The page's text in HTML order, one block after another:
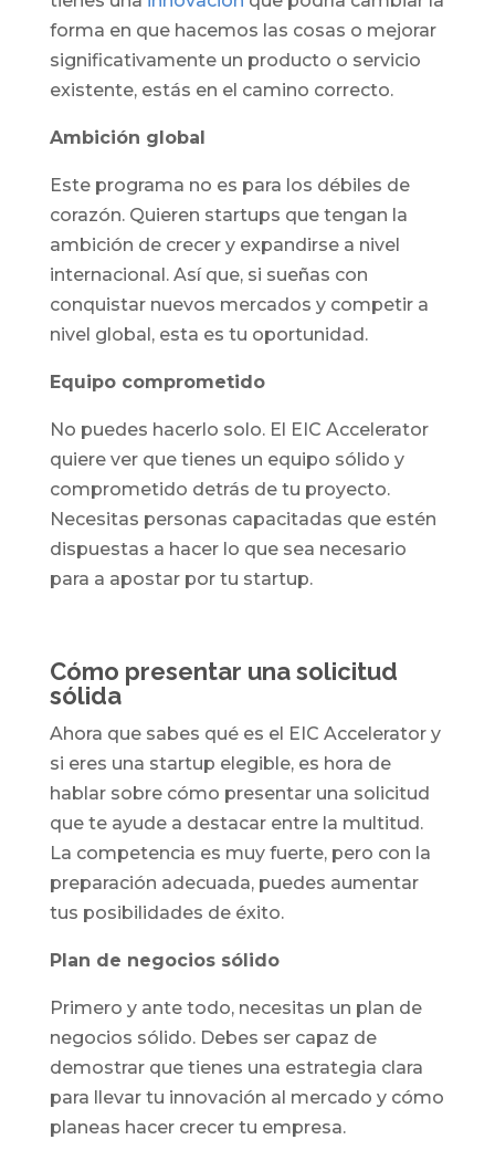
forma en que hacemos las cosas o mejorar
significativamente un producto o servicio
existente, estás en el camino correcto.
Ambición global
Este programa no es para los débiles de
corazón. Quieren startups que tengan la
ambición de crecer y expandirse a nivel
internacional. Así que, si sueñas con
conquistar nuevos mercados y competir a
nivel global, esta es tu oportunidad.
Equipo comprometido
No puedes hacerlo solo. El EIC Accelerator
quiere ver que tienes un equipo sólido y
comprometido detrás de tu proyecto.
Necesitas personas capacitadas que estén
dispuestas a hacer lo que sea necesario
para a apostar por tu startup.
Cómo presentar una solicitud
sólida
Ahora que sabes qué es el EIC Accelerator y
si eres una startup elegible, es hora de
hablar sobre cómo presentar una solicitud
que te ayude a destacar entre la multitud.
La competencia es muy fuerte, pero con la
preparación adecuada, puedes aumentar
tus posibilidades de éxito.
Plan de negocios sólido
Primero y ante todo, necesitas un plan de
negocios sólido. Debes ser capaz de
demostrar que tienes una estrategia clara
para llevar tu innovación al mercado y cómo
planeas hacer crecer tu empresa.